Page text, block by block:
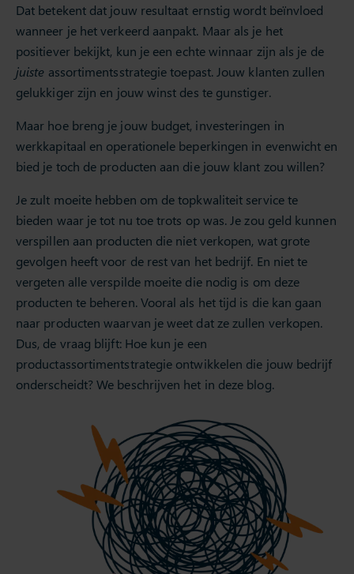
Dat betekent dat jouw resultaat ernstig wordt beïnvloed
wanneer je het verkeerd aanpakt. Maar als je het
positiever bekijkt, kun je een echte winnaar zijn als je de
juiste assortimentsstrategie toepast. Jouw klanten zullen
gelukkiger zijn en jouw winst des te gunstiger.
Maar hoe breng je jouw budget, investeringen in
werkkapitaal en operationele beperkingen in evenwicht en
bied je toch de producten aan die jouw klant zou willen?
Je zult moeite hebben om de topkwaliteit service te
bieden waar je tot nu toe trots op was. Je zou geld kunnen
verspillen aan producten die niet verkopen, wat grote
gevolgen heeft voor de rest van het bedrijf. En niet te
vergeten alle verspilde moeite die nodig is om deze
producten te beheren. Vooral als het tijd is die kan gaan
naar producten waarvan je weet dat ze zullen verkopen.
Dus, de vraag blijft: Hoe kun je een
productassortimentstrategie ontwikkelen die jouw bedrijf
onderscheidt? We beschrijven het in deze blog.